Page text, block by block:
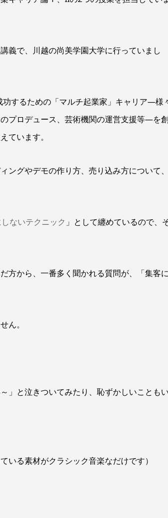
義で、川越の尚美学園大学に行っていまし
するための「マルチ起業家」キャリア―様
プロデュース、芸術機関の運営支援等―を創
ています。
グやデモの作り方、売り込み方について、
ないテクニック 」として纏めているので、
方から、一番多く聞かれる質問が、「集客に
ん。
」と泣きついてみたり、恥ずかしいこともい
いる素材がクラシック音楽なだけです）